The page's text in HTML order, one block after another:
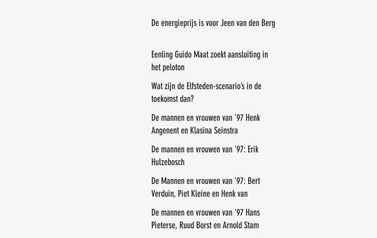
De energieprijs is voor Jeen van den Berg
Eenling Guido Maat zoekt aansluiting in
het peloton
Wat zijn de Elfsteden-scenario’s in de
toekomst dan?
De mannen en vrouwen van '97 Henk
Angenent en Klasina Seinstra
De mannen en vrouwen van '97: Erik
Hulzebosch
De Mannen en vrouwen van '97: Bert
Verduin, Piet Kleine en Henk van
Benthem
De mannen en vrouwen van '97 Hans
Pieterse, Ruud Borst en Arnold Stam